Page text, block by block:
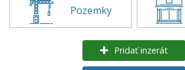
Pozemky
Pridať inzerát